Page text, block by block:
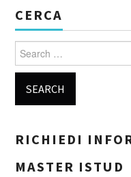
CERCA
Search for:
RICHIEDI
MASTER ISTUD